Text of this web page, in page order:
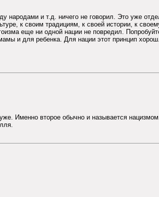
и т.д. ничего не говорил. Это уже
к своим традициям, к своей истории, к
еще ни одной нации не повредил.
и для ребенка. Для нации этот принцип
Именно второе обычно и называется